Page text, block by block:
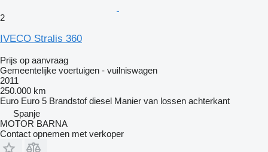
2
IVECO Stralis 360
Prijs op aanvraag
Gemeentelijke voertuigen - vuilniswagen
2011
250.000 km
Euro Euro 5 Brandstof diesel Manier van lossen achterkant
Spanje
MOTOR BARNA
Contact opnemen met verkoper